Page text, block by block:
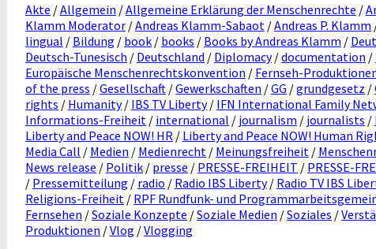
Akte /Allgemein /Allgemeine Erklärung der Menschenrechte /
Klamm Moderator /Andreas Klamm-Sabaot /Andreas P. Klamm
lingual / Bildung / book / books / Books by Andreas Klamm /
Deutsch-Tunesisch / Deutschland / Diplomacy/documentation /
Europäische Menschenrechtskonvention / Fernseh-
of the press /Gesellschaft /Gewerkschaften /GG /grundgesetz /
rights / Humanity/ IBS TV Liberty/ IFN International Family
Informations-Freiheit / international / journalism / journalists /
Liberty and Peace NOW! HR / Liberty and Peace NOW! Human
Media Call / Medien / Medienrecht / Meinungsfreiheit /
News release / Politik / presse / PRESSE-FREIHEIT / PRESSE-
/ Pressemitteilung / radio / Radio IBS Liberty/ Radio TV IBS
Religions-Freiheit / RPF Rundfunk- und
Fernsehen /Soziale Konzepte /Soziale Medien /Soziales /
Produktionen /Vlog /Vlogging